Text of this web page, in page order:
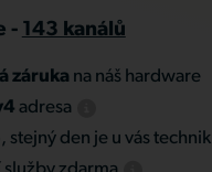
- 143 kanálů
záruka na náš hardware
adresa
stejný den je u vás technik